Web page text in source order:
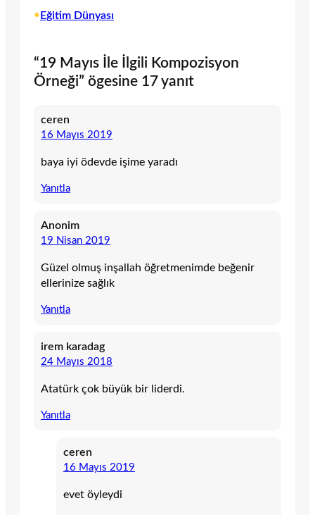
•Eğitim Dünyası
“19 Mayıs İle İlgili Kompozisyon
Örneği” ögesine 17 yanıt
ceren
16 Mayıs 2019
baya iyi ödevde işime yaradı
Yanıtla
Anonim
19 Nisan 2019
Güzel olmuş inşallah öğretmenimde beğenir
ellerinize sağlık
Yanıtla
irem karadag
24 Mayıs 2018
Atatürk çok büyük bir liderdi.
Yanıtla
ceren
16 Mayıs 2019
evet öyleydi